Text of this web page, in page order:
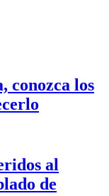
conozca los
al
de